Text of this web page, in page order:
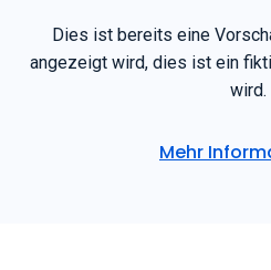
Dies ist bereits eine
angezeigt wird, dies ist ein
wird.
Mehr